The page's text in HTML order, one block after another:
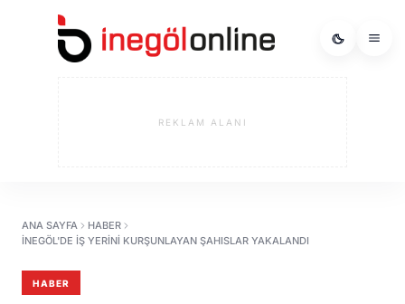
REKLAM ALANI
ANA SAYFA
HABER
İNEGÖL'DE IŞ YERINI KURŞUNLAYAN ŞAHISLAR YAKALANDI
HABER